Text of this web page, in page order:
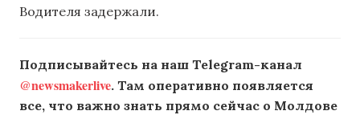
Водителя задержали.
Подписывайтесь на наш Telegram-канал
@newsmakerlive. Там оперативно появляется
все, что важно знать прямо сейчас о Молдове